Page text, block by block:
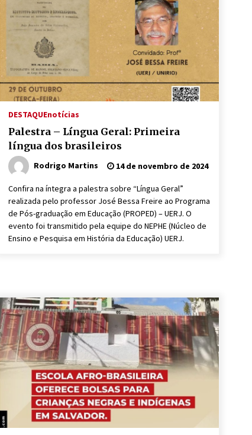
DESTAQUEnotícias
Palestra – Língua Geral: Primeira
língua dos brasileiros
Rodrigo Martins 14 de novembro de 2024
Confira na íntegra a palestra sobre “Língua Geral”
realizada pelo professor José Bessa Freire ao Programa
de Pós-graduação em Educação (PROPED) – UERJ. O
evento foi transmitido pela equipe do NEPHE (Núcleo de
Ensino e Pesquisa em História da Educação) UERJ.